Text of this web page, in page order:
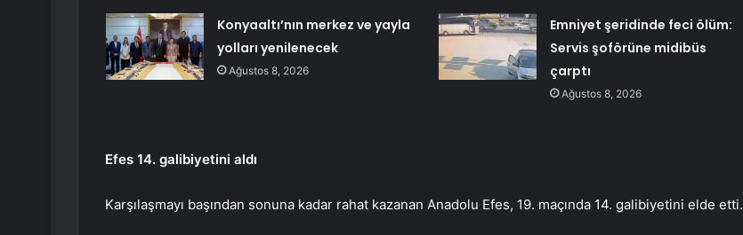
Konyaaltı’nın merkez ve yayla
yolları yenilenecek
Ağustos 8, 2026
Emniyet şeridinde feci ölüm:
Servis şoförüne midibüs
çarptı
Ağustos 8, 2026
Efes 14. galibiyetini aldı
Karşılaşmayı başından sonuna kadar rahat kazanan Anadolu Efes, 19. maçında 14. galibiyetini elde etti.